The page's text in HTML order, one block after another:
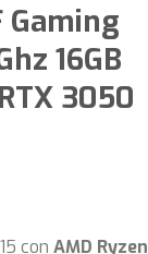
Gaming
16GB
3050
con AMD Ryzen